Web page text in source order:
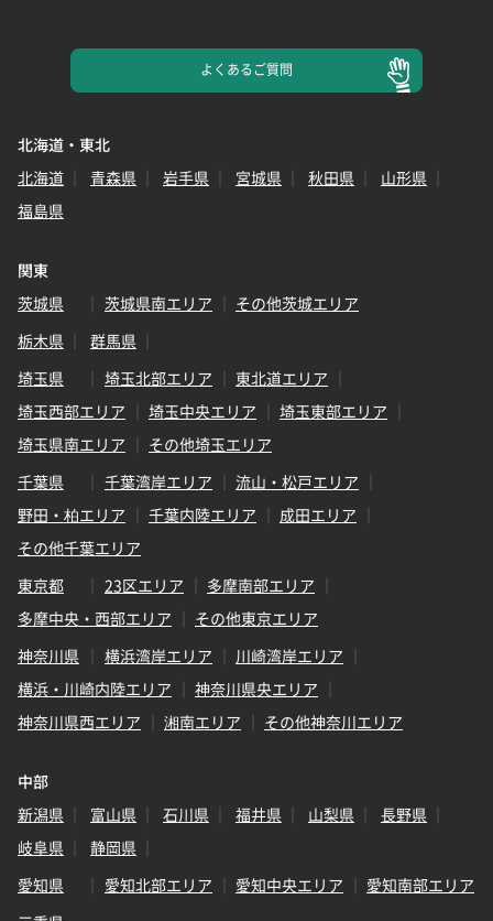
よくあるご質問
北海道・東北
北海道
青森県 岩手県 宮城県 秋田県
山形県
福島県
関東
茨城県
茨城県南エリア
その他茨城エリア
栃木県
群馬県
埼玉県
埼玉北部エリア
東北道エリア
埼玉西部エリア
埼玉中央エリア
埼玉東部エリア
埼玉県南エリア
その他埼玉エリア
千葉県
千葉湾岸エリア
流山・松戸エリア
野田・柏エリア
千葉内陸エリア
成田エリア
その他千葉エリア
東京都
23区エリア
多摩南部エリア
多摩中央・西部エリア
その他東京エリア
神奈川県
横浜湾岸エリア
川崎湾岸エリア
横浜・川崎内陸エリア
神奈川県央エリア
神奈川県西エリア
湘南エリア その他神奈川エリア
中部
新潟県
富山県 石川県 福井県 山梨県
長野県
岐阜県
静岡県
愛知県
愛知北部エリア 愛知中央エリア
愛知南部エリア